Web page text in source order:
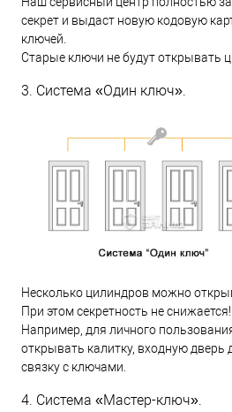
секрет и выдаст новую кодовую
ключей.
Старые ключи не будут открывать
3. Система «Один ключ».
Несколько цилиндров можно
При этом секретность не снижается!
Например, для личного
открывать калитку, входную дверь
связку с ключами.
4. Система «Мастер-ключ».